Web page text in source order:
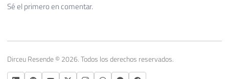
Sé el primero en comentar.
Dirceu Resende © 2026. Todos los derechos reservados.